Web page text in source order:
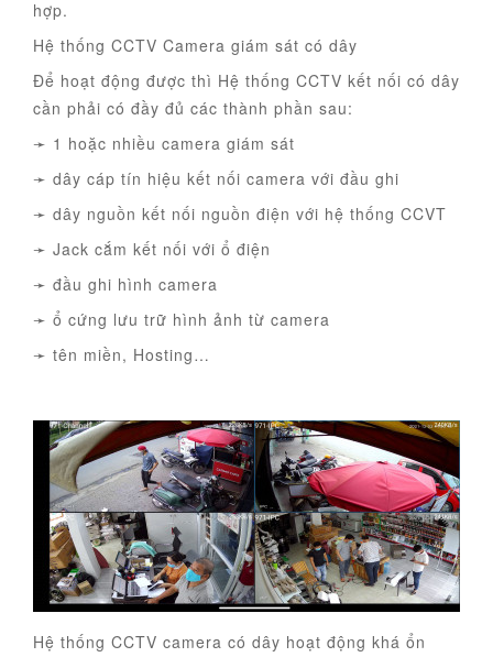
hợp.
Hệ thống CCTV Camera giám sát có dây
Để hoạt động được thì Hệ thống CCTV kết nối có dây
cần phải có đầy đủ các thành phần sau:
➛ 1 hoặc nhiều camera giám sát
➛ dây cáp tín hiệu kết nối camera với đầu ghi
➛ dây nguồn kết nối nguồn điện với hệ thống CCVT
➛ Jack cắm kết nối với ổ điện
➛ đầu ghi hình camera
➛ ổ cứng lưu trữ hình ảnh từ camera
➛ tên miền, Hosting…
Hệ thống CCTV camera có dây hoạt động khá ổn